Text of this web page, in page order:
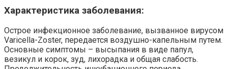
Характеристика заболевания:
Острое инфекционное заболевание, вызванное вирусом
Varicella-Zoster, передается воздушно-капельным путем.
Основные симптомы – высыпания в виде папул,
везикул и корок, зуд, лихорадка и общая слабость.